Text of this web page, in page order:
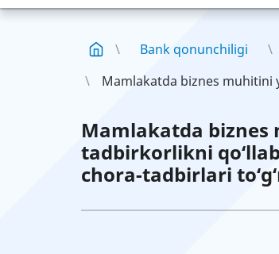
Bank qonunchiligi
Mamlakatda biznes muhitini
Mamlakatda biznes
tadbirkorlikni
chora-tadbirlari